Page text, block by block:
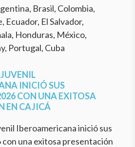
Brasil, Colombia,
Ecuador, El Salvador,
Honduras, México,
Portugal, Cuba
INICIÓ SUS
CON UNA EXITOSA
EN CAJICÁ
Iberoamericana inició sus
una exitosa presentación